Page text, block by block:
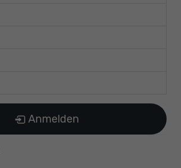
Anmelden